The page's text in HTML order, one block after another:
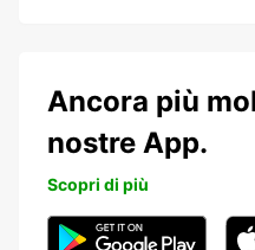
Ancora più
nostre App.
Scopri di più